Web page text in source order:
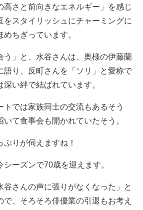
高さと前向きなエネルギー」を感じ
をスタイリッシュにチャーミングに
めちぎっています。
う」と、水谷さんは、奥様の伊藤蘭
語り、反町さんを「ソリ」と愛称で
い絆で結ばれています。
トでは家族同士の交流もあるそう
て食事会も開かれていたそう。
りが伺えますね！
ーズンで70歳を迎えます。
谷さんの声に張りがなくなった」と
で、そろそろ俳優業の引退もお考え